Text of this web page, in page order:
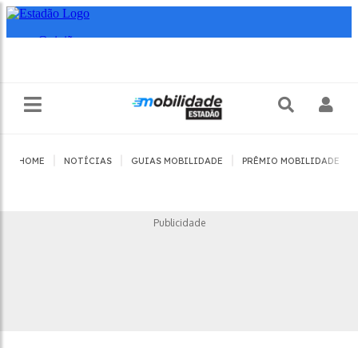
HOME NOTÍCIAS GUIAS MOBILIDADE PRÊMIO MOBILIDADE
Publicidade